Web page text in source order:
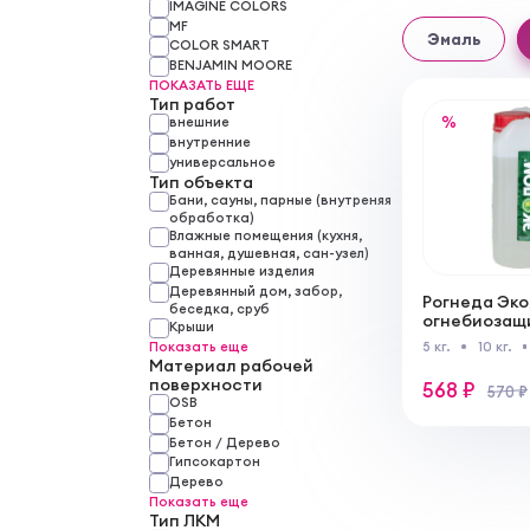
IMAGINE COLORS
MF
COLOR SMART
BENJAMIN MOORE
ПОКАЗАТЬ ЕЩЕ
Тип работ
внешние
внутренние
универсальное
Тип объекта
Бани, сауны, парные (внутреняя
обработка)
Влажные помещения (кухня,
ванная, душевная, сан-узел)
Деревянные изделия
Деревянный дом, забор,
беседка, сруб
Крыши
Показать еще
Материал рабочей
поверхности
OSB
Бетон
Бетон / Дерево
Гипсокартон
Дерево
Показать еще
Тип ЛКМ
Эмаль
%
Рогнеда
древесины
5 кг. 10 кг.
568 ₽ 570 ₽